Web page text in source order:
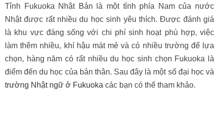
Tỉnh Fukuoka Nhật Bản là một tỉnh phía Nam của nước
Nhật được rất nhiều du học sinh yêu thích. Được đánh giá
là khu vực đáng sống với chi phí sinh hoạt phù hợp, việc
làm thêm nhiều, khí hậu mát mẻ và có nhiều trường để lựa
chọn, hàng năm có rất nhiều du học sinh chọn Fukuoka là
điểm đến du học của bản thân. Sau đây là một số đại học và
trường Nhật ngữ ở Fukuoka các bạn có thể tham khảo.